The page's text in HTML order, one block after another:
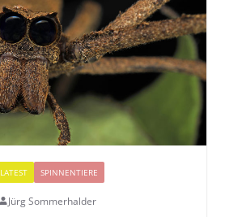
LATEST SPINNENTIERE
Jürg Sommerhalder